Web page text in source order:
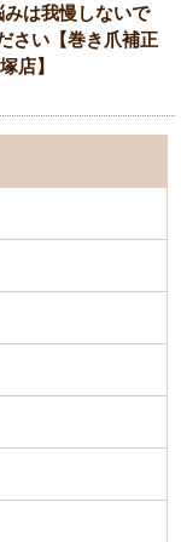
みは我慢しないで
さい【巻き爪補正
店】